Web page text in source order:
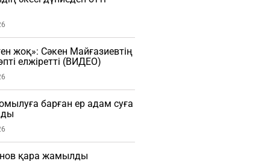
жоқ»: Сәкен Майғазиевтің
елжіретті (ВИДЕО)
барған ер адам суға
қара жамылды